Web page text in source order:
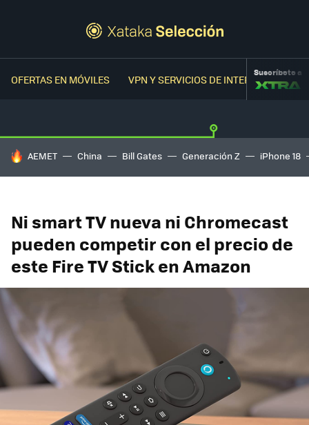
OFERTAS EN MÓVILES VPN Y SERVICIOS DE INTERNETSuscríbete a
HOY SE HABLA DE
AEMET China Bill Gates Generación Z iPhone 18
Ni smart TV nueva ni Chromecast
pueden competir con el precio de
este Fire TV Stick en Amazon